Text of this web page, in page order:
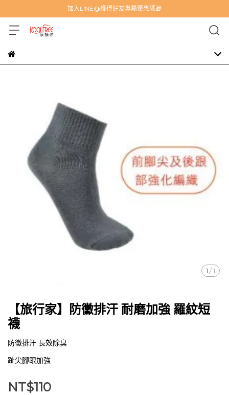
加入LINE@獲得好友專屬優惠碼🎁
1 /1
【旅行家】防黴排汗 耐磨加強 羅紋短
襪
防黴排汗 長效除臭
趾尖腳跟加強
NT$110